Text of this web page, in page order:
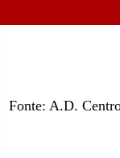
Fonte: A.D.